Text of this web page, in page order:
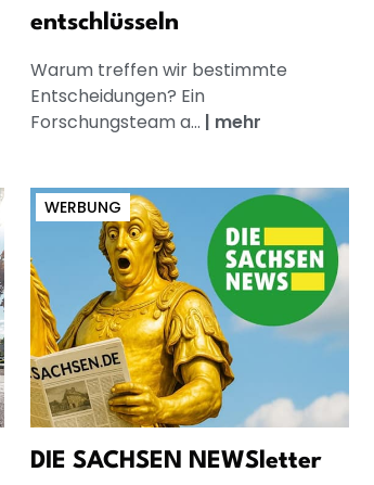
entschlüsseln
Warum treffen wir bestimmte
Entscheidungen? Ein
Forschungsteam a... | mehr
WERBUNG
DIE SACHSEN NEWSletter